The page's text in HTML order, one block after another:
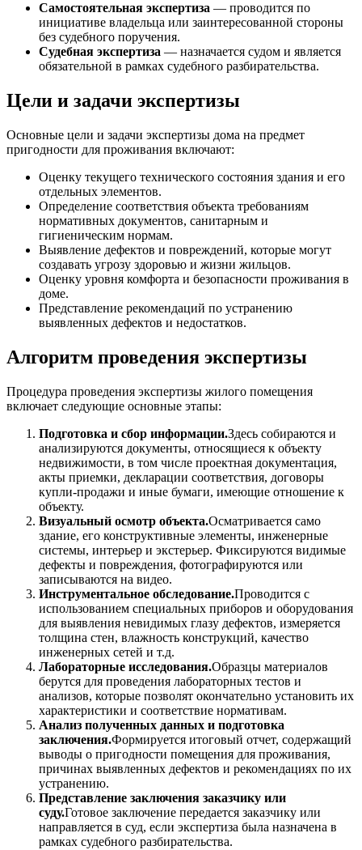
Самостоятельная экспертиза — проводится по
инициативе владельца или заинтересованной стороны
без судебного поручения.
Судебная экспертиза — назначается судом и является
обязательной в рамках судебного разбирательства.
Цели и задачи экспертизы
Основные цели и задачи экспертизы дома на предмет
пригодности для проживания включают:
Оценку текущего технического состояния здания и его
отдельных элементов.
Определение соответствия объекта требованиям
нормативных документов, санитарным и
гигиеническим нормам.
Выявление дефектов и повреждений, которые могут
создавать угрозу здоровью и жизни жильцов.
Оценку уровня комфорта и безопасности проживания в
доме.
Представление рекомендаций по устранению
выявленных дефектов и недостатков.
Алгоритм проведения экспертизы
Процедура проведения экспертизы жилого помещения
включает следующие основные этапы:
Подготовка и сбор информации.Здесь собираются и
анализируются документы, относящиеся к объекту
недвижимости, в том числе проектная документация,
акты приемки, декларации соответствия, договоры
купли-продажи и иные бумаги, имеющие отношение к
объекту.
Визуальный осмотр объекта.Осматривается само
здание, его конструктивные элементы, инженерные
системы, интерьер и экстерьер. Фиксируются видимые
дефекты и повреждения, фотографируются или
записываются на видео.
Инструментальное обследование.Проводится с
использованием специальных приборов и оборудования
для выявления невидимых глазу дефектов, измеряется
толщина стен, влажность конструкций, качество
инженерных сетей и т.д.
Лабораторные исследования.Образцы материалов
берутся для проведения лабораторных тестов и
анализов, которые позволят окончательно установить их
характеристики и соответствие нормативам.
Анализ полученных данных и подготовка
заключения.Формируется итоговый отчет, содержащий
выводы о пригодности помещения для проживания,
причинах выявленных дефектов и рекомендациях по их
устранению.
Представление заключения заказчику или
суду.Готовое заключение передается заказчику или
направляется в суд, если экспертиза была назначена в
рамках судебного разбирательства.